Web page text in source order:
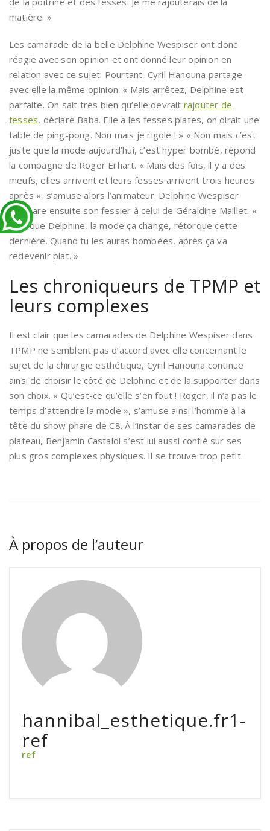
matière. »
Les camarade de la belle Delphine Wespiser ont donc
réagie avec son opinion et ont donné leur opinion en
relation avec ce sujet. Pourtant, Cyril Hanouna partage
avec elle la même opinion. « Mais arrêtez, Delphine est
parfaite. On sait très bien qu’elle devrait rajouter de
fesses, déclare Baba. Elle a les fesses plates, on dirait une
table de ping-pong. Non mais je rigole ! » « Non mais c’est
juste que la mode aujourd’hui, c’est hyper bombé, répond
la compagne de Roger Erhart. « Mais des fois, il y a des
meufs, elles arrivent et leurs fesses arrivent trois heures
après », s’amuse alors l’animateur. Delphine Wespiser
compare ensuite son fessier à celui de Géraldine Maillet. «
Sauf que Delphine, la mode ça change, rétorque cette
dernière. Quand tu les auras bombées, après ça va
redevenir plat. »
Les chroniqueurs de TPMP et
leurs complexes
Il est clair que les camarades de Delphine Wespiser dans
TPMP ne semblent pas d’accord avec elle concernant le
sujet de la chirurgie esthétique, Cyril Hanouna continue
ainsi de choisir le côté de Delphine et de la supporter dans
son choix. « Qu’est-ce qu’elle s’en fout ! Roger, il n’a pas le
temps d’attendre la mode », s’amuse ainsi l’homme à la
tête du show phare de C8. À l’instar de ses camarades de
plateau, Benjamin Castaldi s’est lui aussi confié sur ses
plus gros complexes physiques. Il se trouve trop petit.
À propos de l’auteur
hannibal_esthetique.fr1-
ref
ref